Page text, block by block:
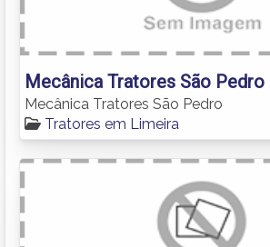
Mecânica Tratores São Pedro
Mecânica Tratores São Pedro
Tratores em Limeira